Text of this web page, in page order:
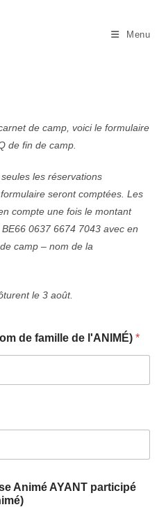
Menu
de camp, voici le formulaire
de fin de camp.
les réservations
seront comptées. Les
compte une fois le montant
0637 6674 7043 avec en
camp – nom de la
le 3 août.
de famille de l'ANIMÉ)*
Animé AYANT participé